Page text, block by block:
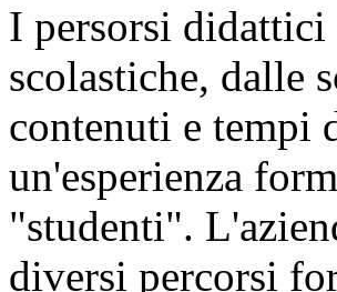
I persorsi didattici
scolastiche, dalle
contenuti e tempi
un'esperienza
"studenti".
diversi percorsi